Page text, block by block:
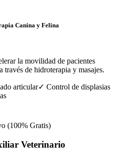
Canina y Felina
la movilidad de pacientes
través de hidroterapia y masajes.
articular✓ Control de displasias
(100% Gratis)
Veterinario